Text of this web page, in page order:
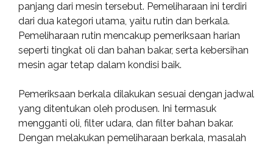
panjang dari mesin tersebut. Pemeliharaan ini terdiri
dari dua kategori utama, yaitu rutin dan berkala.
Pemeliharaan rutin mencakup pemeriksaan harian
seperti tingkat oli dan bahan bakar, serta kebersihan
mesin agar tetap dalam kondisi baik.
Pemeriksaan berkala dilakukan sesuai dengan jadwal
yang ditentukan oleh produsen. Ini termasuk
mengganti oli, filter udara, dan filter bahan bakar.
Dengan melakukan pemeliharaan berkala, masalah